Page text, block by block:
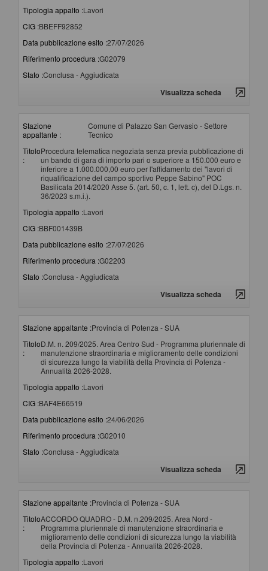
Tipologia appalto :Lavori
CIG :BBEFF92852
Data pubblicazione esito :27/07/2026
Riferimento procedura :G02079
Stato :Conclusa - Aggiudicata
Visualizza scheda
Stazione
appaltante :
Comune di Palazzo San Gervasio - Settore
Tecnico
Titolo
:
Procedura telematica negoziata senza previa pubblicazione di
un bando di gara di importo pari o superiore a 150.000 euro e
inferiore a 1.000.000,00 euro per l'affidamento dei "lavori di
riqualificazione del campo sportivo Peppe Sabino" POC
Basilicata 2014/2020 Asse 5. (art. 50, c. 1, lett. c), del D.Lgs. n.
36/2023 s.m.i.).
Tipologia appalto :Lavori
CIG :BBF001439B
Data pubblicazione esito :27/07/2026
Riferimento procedura :G02203
Stato :Conclusa - Aggiudicata
Visualizza scheda
Stazione appaltante :Provincia di Potenza - SUA
Titolo
:
D.M. n. 209/2025. Area Centro Sud - Programma pluriennale di
manutenzione straordinaria e miglioramento delle condizioni
di sicurezza lungo la viabilità della Provincia di Potenza -
Annualità 2026-2028.
Tipologia appalto :Lavori
CIG :BAF4E66519
Data pubblicazione esito :24/06/2026
Riferimento procedura :G02010
Stato :Conclusa - Aggiudicata
Visualizza scheda
Stazione appaltante :Provincia di Potenza - SUA
Titolo
:
ACCORDO QUADRO - D.M. n.209/2025. Area Nord -
Programma pluriennale di manutenzione straordinaria e
miglioramento delle condizioni di sicurezza lungo la viabilità
della Provincia di Potenza - Annualità 2026-2028.
Tipologia appalto :Lavori